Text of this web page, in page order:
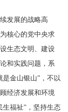
发展的战略高
核心的党中央求
生态文明、建设
和实践问题，系
是金山银山”，不以
经济发展和环境
生福祉”，坚持生态